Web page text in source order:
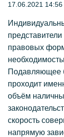
17.06.2021 14:56
правовых
Подавляющее
проходит
объём
скорость
напрямую